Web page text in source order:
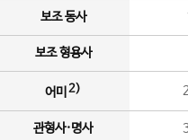
보조 동사
보조 형용사
어미 2)
관형사·명사